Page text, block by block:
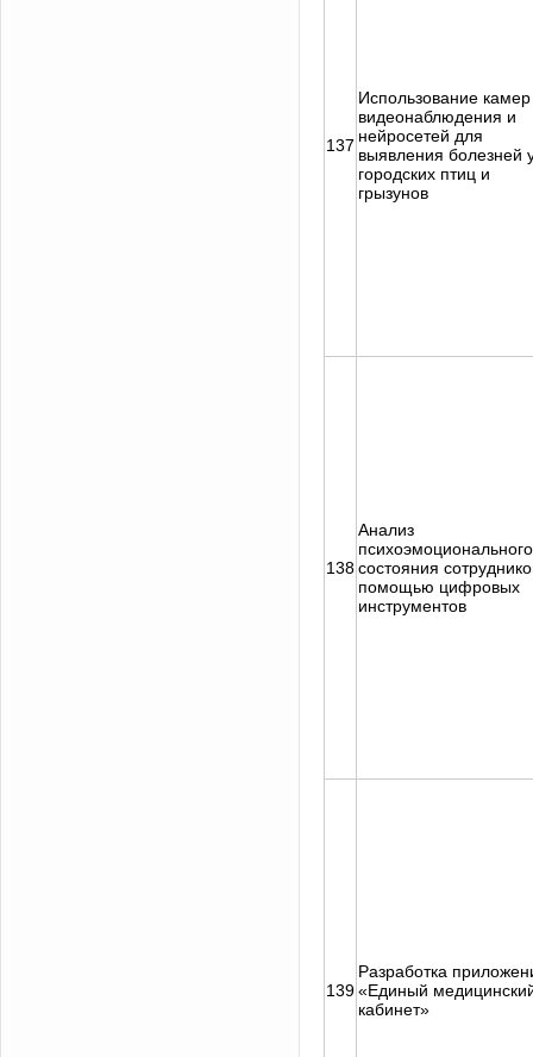
137
Использование камер
видеонаблюдения и
нейросетей для
выявления болезней
городских птиц и
грызунов
138
Анализ
психоэмоционального
состояния
помощью цифровых
инструментов
139
Разработка
«Единый
кабинет»